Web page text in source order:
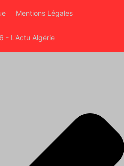
Mentions Légales
- L'Actu Algérie